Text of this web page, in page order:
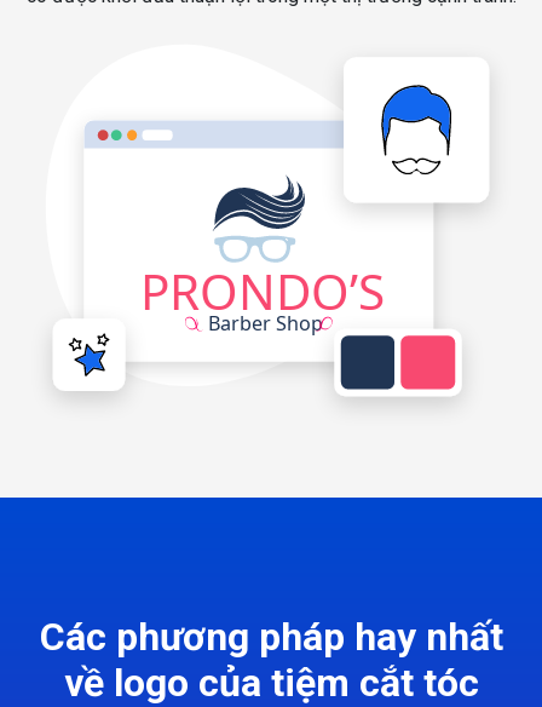
Các phương pháp hay nhất
về logo của tiệm cắt tóc